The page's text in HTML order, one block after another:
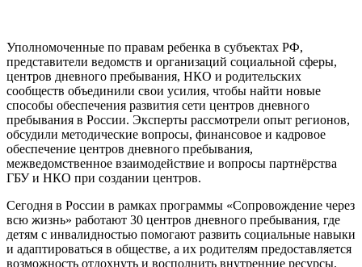
Уполномоченные по правам ребенка в субъектах РФ,
представители ведомств и организаций социальной сферы,
центров дневного пребывания, НКО и родительских
сообществ объединили свои усилия, чтобы найти новые
способы обеспечения развития сети центров дневного
пребывания в России. Эксперты рассмотрели опыт регионов,
обсудили методические вопросы, финансовое и кадровое
обеспечение центров дневного пребывания,
межведомственное взаимодействие и вопросы партнёрства
ГБУ и НКО при создании центров.
Сегодня в России в рамках программы «Сопровождение через
всю жизнь» работают 30 центров дневного пребывания, где
детям с инвалидностью помогают развить социальные навыки
и адаптироваться в обществе, а их родителям предоставляется
возможность отдохнуть и восполнить внутренние ресурсы.